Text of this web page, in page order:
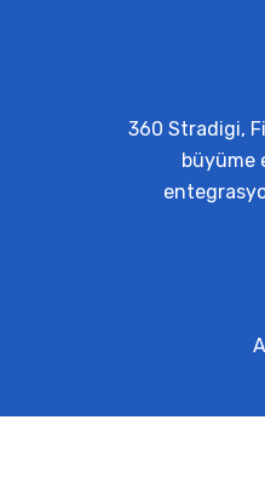
360 Stradigi,
büyüme